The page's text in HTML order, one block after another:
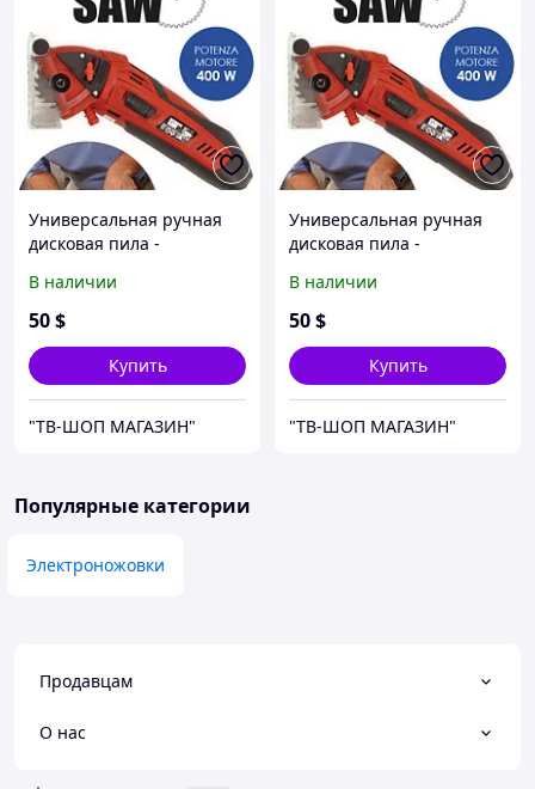
Универсальная ручная
дисковая пила -
Saw
В наличии
50$
Купить
"ТВ-ШОП МАГАЗИН"
Универсальная ручная
дисковая пила -
Saw
В наличии
50$
Купить
"ТВ-ШОП МАГАЗИН"
Популярные категории
Электроножовки
Продавцам
О нас